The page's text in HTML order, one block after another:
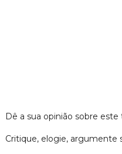
Dê a sua opinião sobre
Critique, elogie, argumente